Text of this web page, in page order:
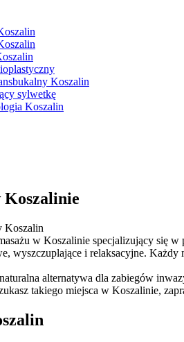
Koszalin
sylwetkę
Koszalin
Koszalinie
Koszalin
w Koszalinie specjalizujący się w
wyszczuplające i relaksacyjne.
alternatywa dla zabiegów
takiego miejsca w Koszalinie,